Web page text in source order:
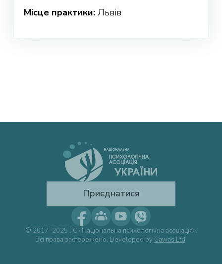
Місце практики: Львів
Приєднатися
© 2017–2025 ГС «Національна психологічна асоціація».
Всі права застережено. Developed by Cawas Ltd.